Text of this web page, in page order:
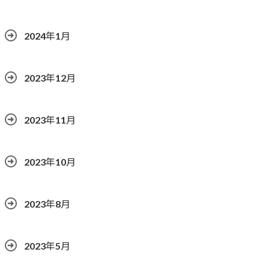
2024年1月
2023年12月
2023年11月
2023年10月
2023年8月
2023年5月